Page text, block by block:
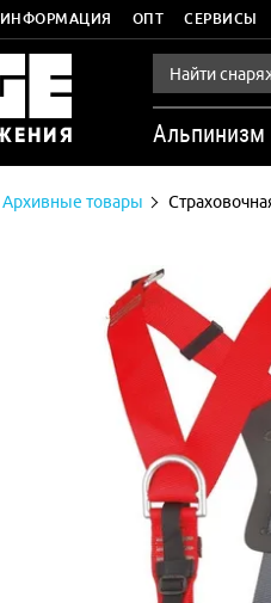
ИНФОРМАЦИЯ ОПТ СЕРВИСЫ
Альпинизм
Архивные товары